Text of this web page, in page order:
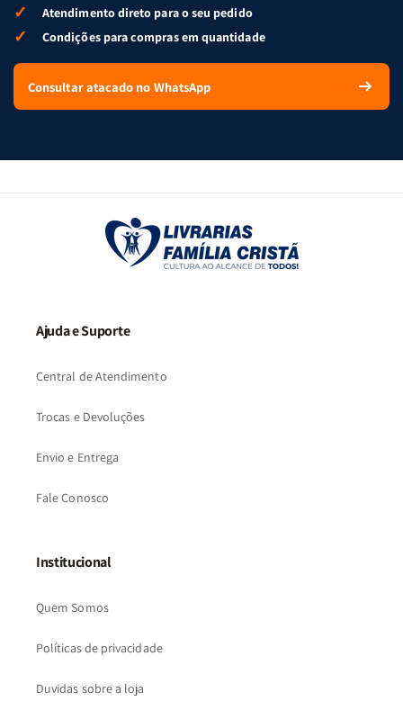
✓ Atendimento direto para o seu pedido
✓ Condições para compras em quantidade
Consultar atacado no WhatsApp
Ajuda e Suporte
Central de Atendimento
Trocas e Devoluções
Envio e Entrega
Fale Conosco
Institucional
Quem Somos
Políticas de privacidade
Duvidas sobre a loja